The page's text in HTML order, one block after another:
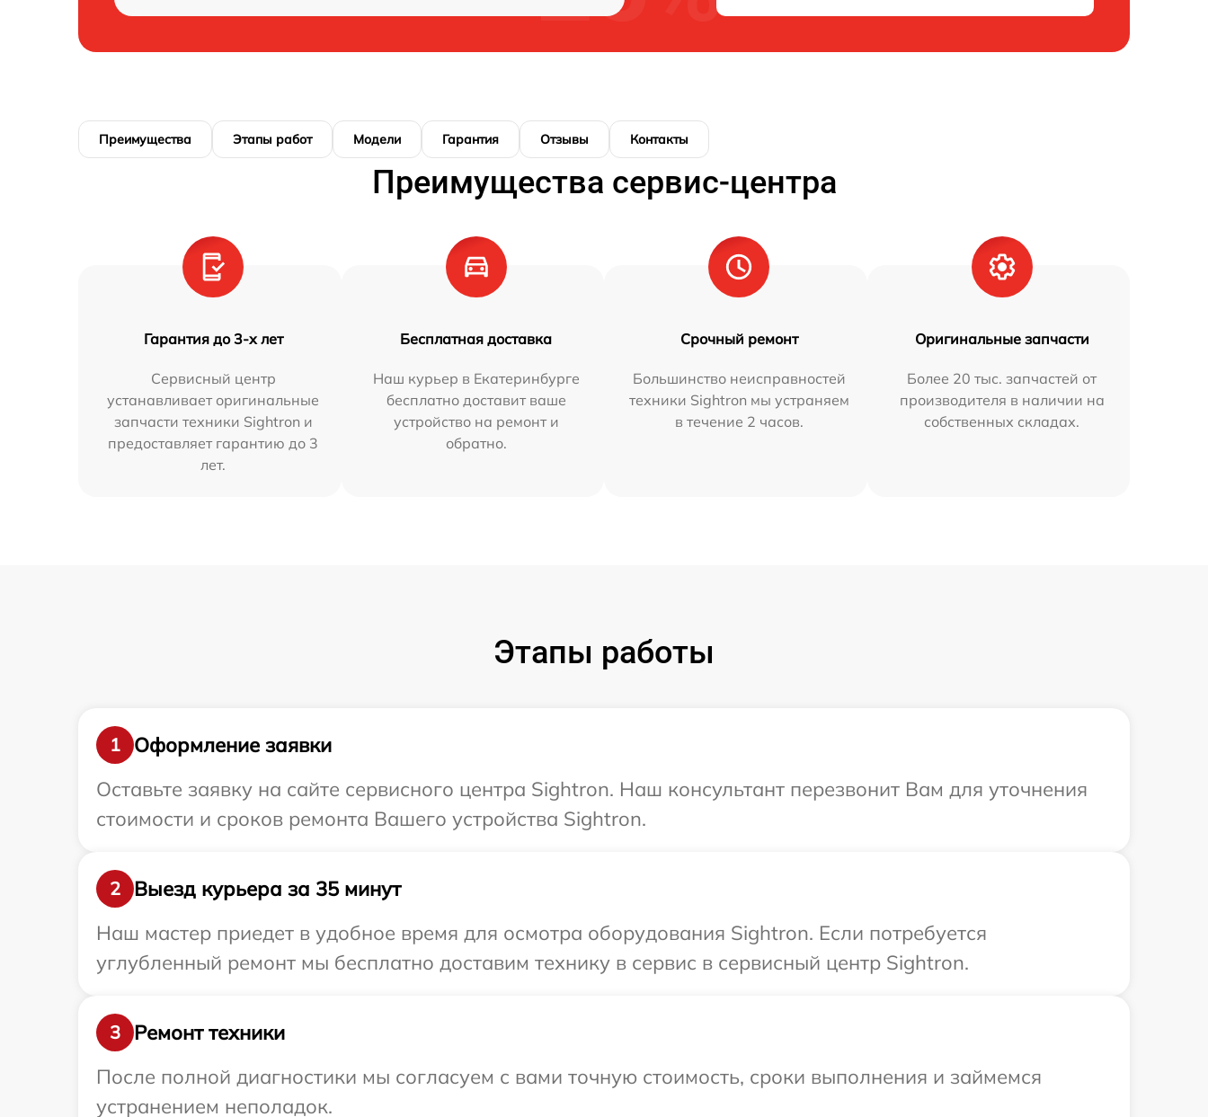
Преимущества Этапы работ Модели Гарантия Отзывы Контакты
Преимущества сервис-центра
Гарантия до 3-х лет
Сервисный центр
устанавливает оригинальные
запчасти техники Sightron и
предоставляет гарантию до 3
лет.
Бесплатная доставка
Наш курьер в Екатеринбурге
бесплатно доставит ваше
устройство на ремонт и
обратно.
Срочный ремонт
Большинство неисправностей
техники Sightron мы устраняем
в течение 2 часов.
Оригинальные запчасти
Более 20 тыс. запчастей от
производителя в наличии на
собственных складах.
Этапы работы
1
Оформление заявки
Оставьте заявку на сайте сервисного центра Sightron. Наш консультант перезвонит Вам для уточнения
стоимости и сроков ремонта Вашего устройства Sightron.
2
Выезд курьера за 35 минут
Наш мастер приедет в удобное время для осмотра оборудования Sightron. Если потребуется
углубленный ремонт мы бесплатно доставим технику в сервис в сервисный центр Sightron.
3
Ремонт техники
После полной диагностики мы согласуем с вами точную стоимость, сроки выполнения и займемся
устранением неполадок.